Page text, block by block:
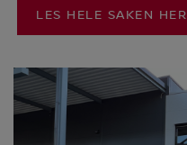
LES HELE SAKEN HER